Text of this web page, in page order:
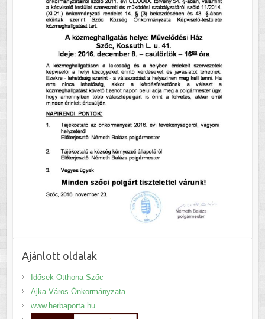
Ajánlott oldalak
Idősek Otthona Szőc
Ajka Város Önkormányzata
www.herbaporta.hu